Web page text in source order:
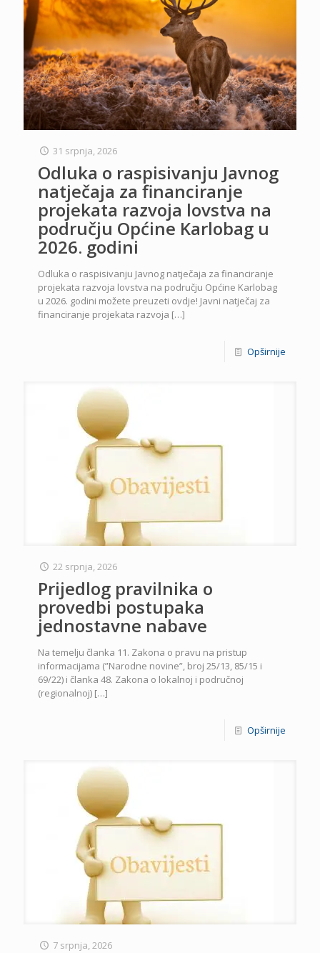
31 srpnja, 2026
Odluka o raspisivanju Javnog
natječaja za financiranje
projekata razvoja lovstva na
području Općine Karlobag u
2026. godini
Odluka o raspisivanju Javnog natječaja za financiranje
projekata razvoja lovstva na području Općine Karlobag
u 2026. godini možete preuzeti ovdje! Javni natječaj za
financiranje projekata razvoja […]
Opširnije
22 srpnja, 2026
Prijedlog pravilnika o
provedbi postupaka
jednostavne nabave
Na temelju članka 11. Zakona o pravu na pristup
informacijama (”Narodne novine”, broj 25/13, 85/15 i
69/22) i članka 48. Zakona o lokalnoj i područnoj
(regionalnoj) […]
Opširnije
7 srpnja, 2026